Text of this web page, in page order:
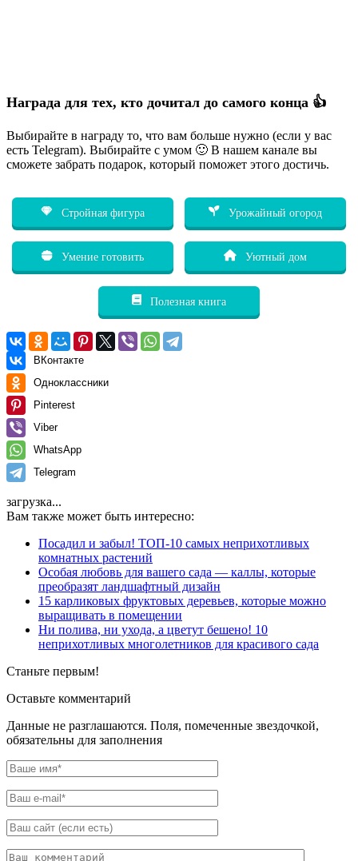
Награда для тех, кто дочитал до самого конца 👍
Выбирайте в награду то, что вам больше нужно (если у вас
есть Telegram). Выбирайте с умом 🙂 В нашем канале вы
сможете забрать подарок, который поможет этого достичь.
Стройная фигура Урожайный огород
Умение готовить Уютный дом
Полезная книга
ВКонтакте
Одноклассники
Pinterest
Viber
WhatsApp
Telegram
загрузка...
Вам также может быть интересно:
Посадил и забыл! ТОП-10 самых неприхотливых
комнатных растений
Особая любовь для вашего сада — каллы, которые
преобразят ландшафтный дизайн
15 карликовых фруктовых деревьев, которые можно
выращивать в помещении
Ни полива, ни ухода, а цветут бешено! 10
неприхотливых многолетников для красивого сада
Станьте первым!
Оставьте комментарий
Данные не разглашаются. Поля, помеченные звездочкой,
обязательны для заполнения